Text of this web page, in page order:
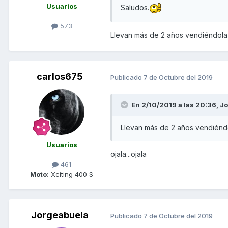
KYMCO).
el tercer megascooter de más
400durante el primer
El nuevo Xcitng S 400 inicia la
(35,53 CV), su nuevo diseño
Navigation, desarrollado por
Usuarios
573
Saludos.
Llevan más de 2 años
carlos675
Usuarios
461
Moto: Xciting 400 S
Publicado 7 de Octubre del 2019
En 2/10/2019 a las 20:36,
Llevan más de 2 años
ojala...ojala
Jorgeabuela Publicado 7 de Octubre del 2019